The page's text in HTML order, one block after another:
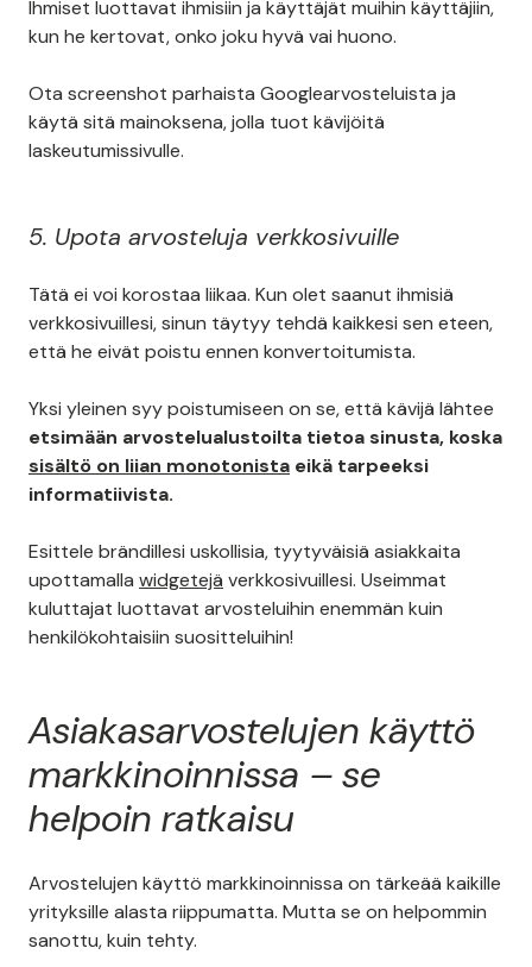
Ihmiset luottavat ihmisiin ja käyttäjät muihin käyttäjiin,
kun he kertovat, onko joku hyvä vai huono.
Ota screenshot parhaista Googlearvosteluista ja
käytä sitä mainoksena, jolla tuot kävijöitä
laskeutumissivulle.
5. Upota arvosteluja verkkosivuille
Tätä ei voi korostaa liikaa. Kun olet saanut ihmisiä
verkkosivuillesi, sinun täytyy tehdä kaikkesi sen eteen,
että he eivät poistu ennen konvertoitumista.
Yksi yleinen syy poistumiseen on se, että kävijä lähtee
etsimään arvostelualustoilta tietoa sinusta, koska
sisältö on liian monotonista eikä tarpeeksi
informatiivista.
Esittele brändillesi uskollisia, tyytyväisiä asiakkaita
upottamalla widgetejä verkkosivuillesi. Useimmat
kuluttajat luottavat arvosteluihin enemmän kuin
henkilökohtaisiin suositteluihin!
Asiakasarvostelujen käyttö
markkinoinnissa – se
helpoin ratkaisu
Arvostelujen käyttö markkinoinnissa on tärkeää kaikille
yrityksille alasta riippumatta. Mutta se on helpommin
sanottu, kuin tehty.